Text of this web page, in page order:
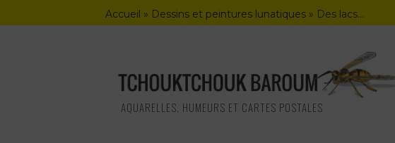
to
Accueil » Dessins et peintures lunatiques » Des lacs…
AQUARELLES, HUMEURS ET CARTES POSTALES